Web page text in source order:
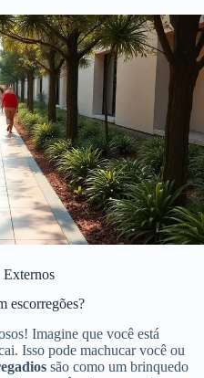
Externos
escorregões?
Imagine que você está
Isso pode machucar você ou
são como um brinquedo